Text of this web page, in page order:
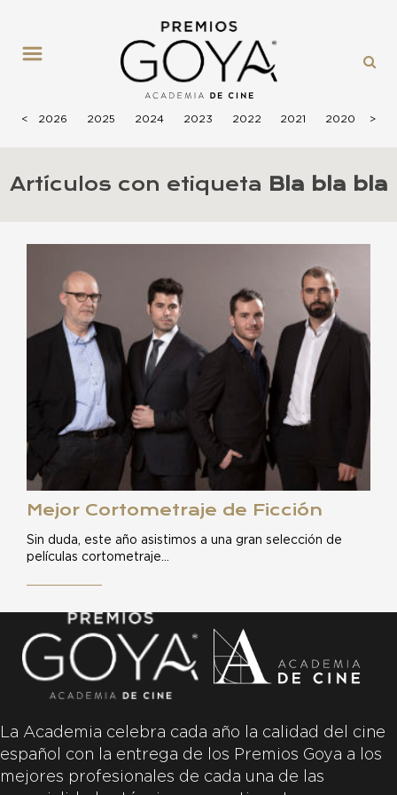
< 2026 2025 2024 2023 2022 2021 2020 >
Artículos con etiqueta Bla bla bla
Mejor Cortometraje de Ficción
Sin duda, este año asistimos a una gran selección de
películas cortometraje…
La Academia celebra cada año la calidad del cine
español con la entrega de los Premios Goya a los
mejores profesionales de cada una de las